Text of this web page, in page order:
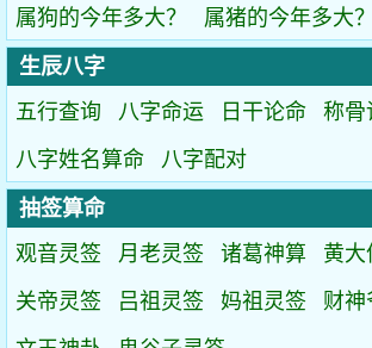
属狗的今年多大？
属猪的今年多大？
生辰八字
五行查询
八字命运 日干论命
称骨
八字姓名算命
八字配对
抽签算命
观音灵签
月老灵签 诸葛神算
黄大
关帝灵签
吕祖灵签 妈祖灵签
财神